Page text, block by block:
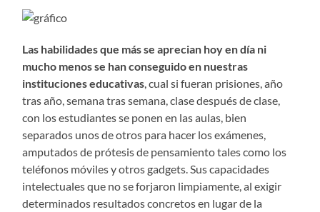
Las habilidades que más se aprecian hoy en día ni
mucho menos se han conseguido en nuestras
instituciones educativas , cual si fueran prisiones, año
tras año, semana tras semana, clase después de clase,
con los estudiantes se ponen en las aulas, bien
separados unos de otros para hacer los exámenes,
amputados de prótesis de pensamiento tales como los
teléfonos móviles y otros gadgets. Sus capacidades
intelectuales que no se forjaron limpiamente, al exigir
determinados resultados concretos en lugar de la